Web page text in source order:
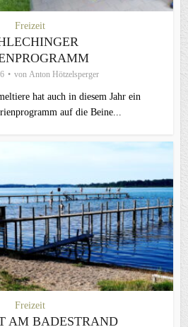
Freizeit
von Anton Hötzelsperger
hat auch in diesem Jahr ein
auf die Beine...
Freizeit
AM BADESTRAND